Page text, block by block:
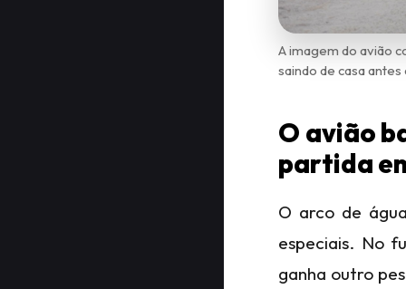
A imagem do avião
saindo de casa
O avião
partida
O arco de
especiais. No
ganha outro